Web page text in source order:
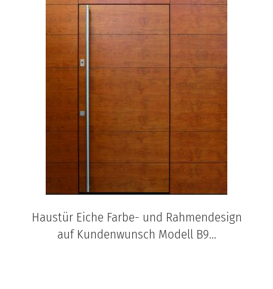
Haustür Eiche Farbe- und Rahmendesign
auf Kundenwunsch Modell B9...